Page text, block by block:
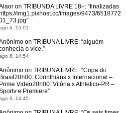
on TRIBUNDA LIVRE 18+: “finalizadas
https://img1.pixhost.cc/images/9473/6518772
”
6, 15:01
on TRIBUNA LIVRE: “alguém
o vice.”
6, 14:54
on TRIBUNA LIVRE: “Copa do
Brasil20h00: Corinthians x Internacional –
Prime Video20h00: Vitória x Athletico-PR –
e Premiere”
6, 14:45